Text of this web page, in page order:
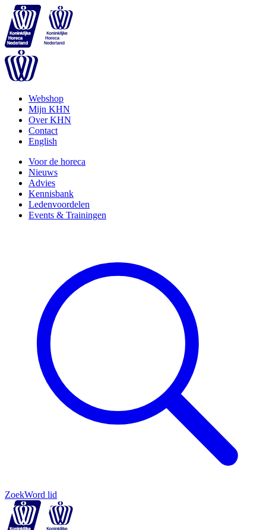
Webshop
Mijn KHN
Over KHN
Contact
English
Voor de horeca
Nieuws
Advies
Kennisbank
Ledenvoordelen
Events & Trainingen
ZoekWord lid